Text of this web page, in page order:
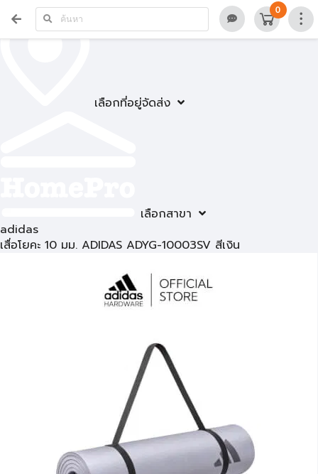
เลือกที่อยู่จัดส่ง
เลือกสาขา
0
adidas
เสื่อโยคะ 10 มม. ADIDAS ADYG-10003SV สีเงิน